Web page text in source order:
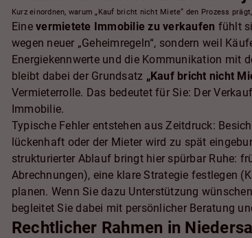
Kurz einordnen, warum „Kauf bricht nicht Miete“ den Prozess
Einevermietete Immobilie zu verkaufen fühlt
wegen neuer „Geheimregeln“, sondern weil
Energiekennwerte und die Kommunikation mit
bleibt dabei der Grundsatz „Kauf bricht nicht
Vermieterrolle. Das bedeutet für Sie: Der
Immobilie.
Typische Fehler entstehen aus Zeitdruck:
lückenhaft oder der Mieter wird zu spät
strukturierter Ablauf bringt hier spürbar Ruhe:
Abrechnungen), eine klare Strategie festlegen
planen. Wenn Sie dazu Unterstützung
begleitet Sie dabei mit persönlicher Beratung
Rechtlicher Rahmen in